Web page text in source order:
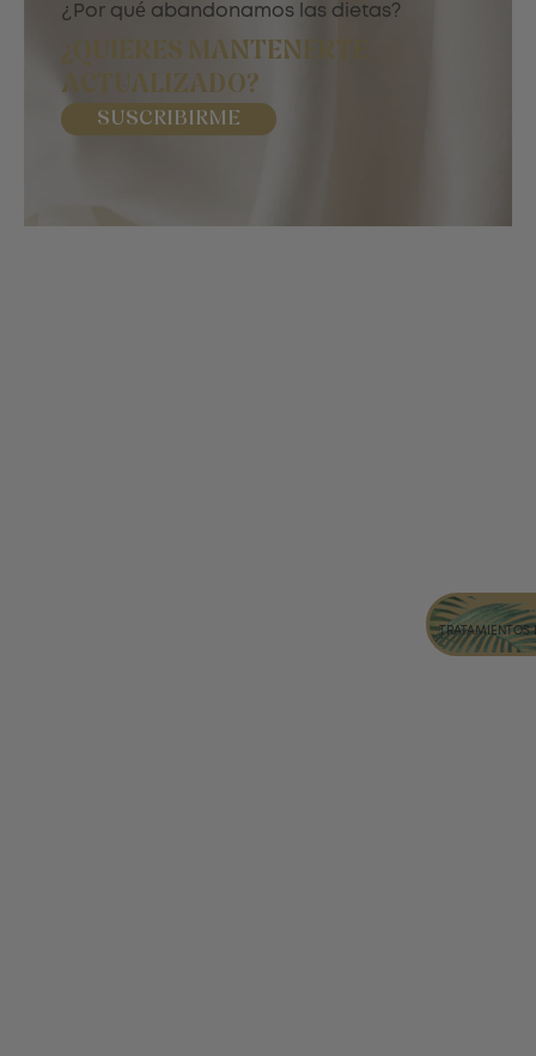
¿Por qué abandonamos las dietas?
¿QUIERES MANTENERTE
ACTUALIZADO?
SUSCRIBIRME
TRATAMIENTOS